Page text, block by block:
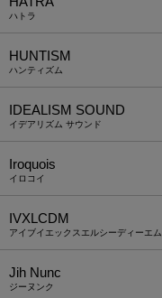
ハトラ
HUNTISM
ハンティズム
IDEALISM SOUND
イデアリズム サウンド
Iroquois
イロコイ
IVXLCDM
アイブイエックスエルシーディーエム
Jih Nunc
ジーヌンク